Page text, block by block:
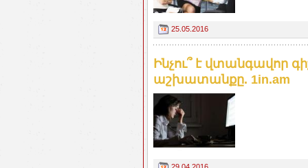
25.05.2016
Ինչու՞ է վտանգավոր
աշխատանքը. 1in.am